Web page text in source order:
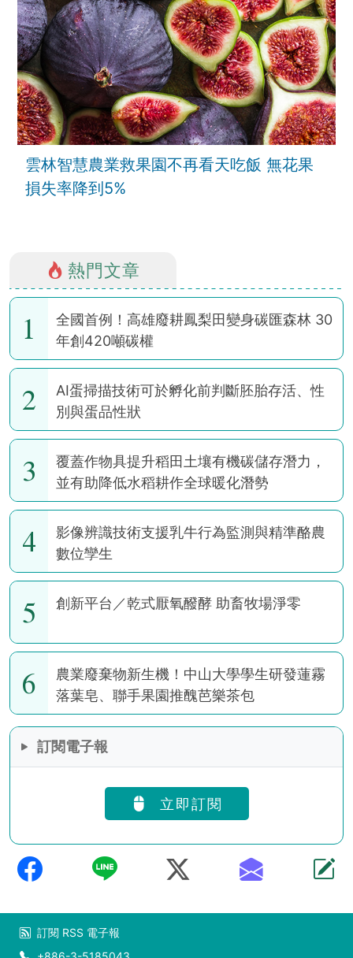
雲林智慧農業救果園不再看天吃飯 無花果
損失率降到5%
熱門文章
1
全國首例！高雄廢耕鳳梨田變身碳匯森林 30
年創420噸碳權
2
AI蛋掃描技術可於孵化前判斷胚胎存活、性
別與蛋品性狀
3
覆蓋作物具提升稻田土壤有機碳儲存潛力，
並有助降低水稻耕作全球暖化潛勢
4
影像辨識技術支援乳牛行為監測與精準酪農
數位孿生
5 創新平台／乾式厭氧醱酵 助畜牧場淨零
6
農業廢棄物新生機！中山大學學生研發蓮霧
落葉皂、聯手果園推醜芭樂茶包
訂閱電子報
立即訂閱
訂閱 RSS 電子報